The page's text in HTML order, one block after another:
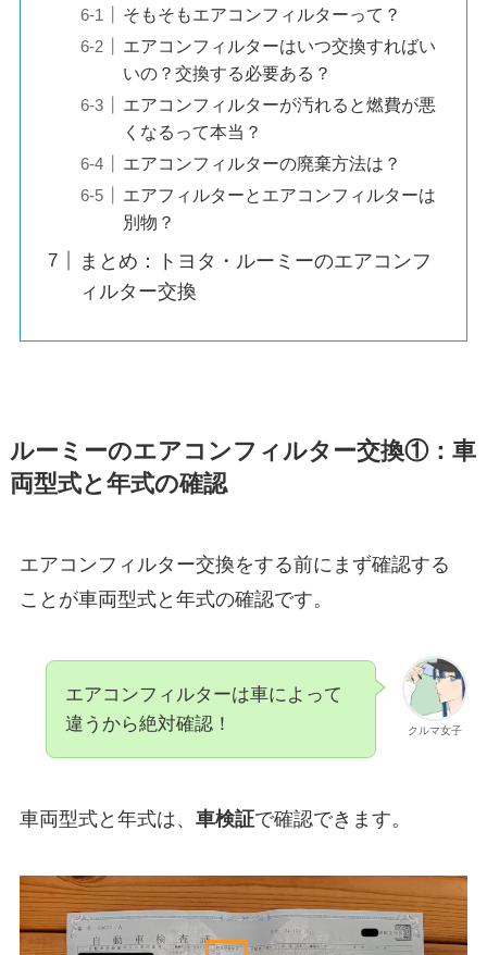
そもそもエアコンフィルターって？
エアコンフィルターはいつ交換すればい
いの？交換する必要ある？
エアコンフィルターが汚れると燃費が悪
くなるって本当？
エアコンフィルターの廃棄方法は？
エアフィルターとエアコンフィルターは
別物？
まとめ：トヨタ・ルーミーのエアコンフ
ィルター交換
ルーミーのエアコンフィルター交換①：車
両型式と年式の確認
エアコンフィルター交換をする前にまず確認する
ことが車両型式と年式の確認です。
クルマ女子
エアコンフィルターは車によって
違うから絶対確認！
車両型式と年式は、 車検証で確認できます。